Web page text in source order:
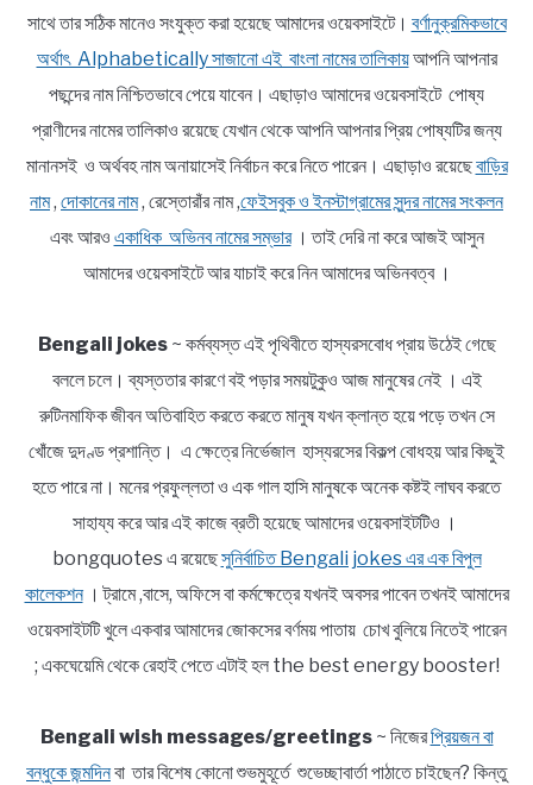
সাথে তার সঠিক মানেও সংযুক্ত করা হয়েছে আমাদের ওয়েবসাইটে। বর্ণানুক্রমিকভাবে
অর্থাৎ Alphabetically সাজানো এই বাংলা নামের তালিকায়আপনি আপনার
পছন্দের নাম নিশ্চিতভাবে পেয়ে যাবেন। এছাড়াও আমাদের ওয়েবসাইটে পোষ্য
প্রাণীদের নামের তালিকাও রয়েছে যেখান থেকে আপনি আপনার প্রিয় পোষ্যটির জন্য
মানানসই ও অর্থবহ নাম অনায়াসেই নির্বাচন করে নিতে পারেন। এছাড়াও রয়েছেবাড়ির
নাম, দোকানের নাম, রেস্তোরাঁর নাম ,ফেইসবুক ও ইনস্টাগ্রামের সুন্দর নামের সংকলন
এবং আরও একাধিক অভিনব নামের সম্ভার। তাই দেরি না করে আজই আসুন
আমাদের ওয়েবসাইটে আর যাচাই করে নিন আমাদের অভিনবত্ব ।
Bengali jokes~ কর্মব্যস্ত এই পৃথিবীতে হাস্যরসবোধ প্রায় উঠেই গেছে
বললে চলে। ব্যস্ততার কারণে বই পড়ার সময়টুকুও আজ মানুষের নেই । এই
রুটিনমাফিক জীবন অতিবাহিত করতে করতে মানুষ যখন ক্লান্ত হয়ে পড়ে তখন সে
খোঁজে দুদণ্ড প্রশান্তি। এ ক্ষেত্রে নির্ভেজাল হাস্যরসের বিকল্প বোধহয় আর কিছুই
হতে পারে না। মনের প্রফুল্লতা ও এক গাল হাসি মানুষকে অনেক কষ্টই লাঘব করতে
সাহায্য করে আর এই কাজে ব্রতী হয়েছে আমাদের ওয়েবসাইটটিও ।
bongquotes এ রয়েছেসুনির্বাচিত Bengali jokes এর এক বিপুল
কালেকশন। ট্রামে ,বাসে, অফিসে বা কর্মক্ষেত্রে যখনই অবসর পাবেন তখনই আমাদের
ওয়েবসাইটটি খুলে একবার আমাদের জোকসের বর্ণময় পাতায় চোখ বুলিয়ে নিতেই পারেন
; একঘেয়েমি থেকে রেহাই পেতে এটাই হল the best energy booster!
Bengali wish messages/greetings~ নিজেরপ্রিয়জন বা
বন্ধুকে জন্মদিনবা তার বিশেষ কোনো শুভমুহূর্তে শুভেচ্ছাবার্তা পাঠাতে চাইছেন? কিন্তু